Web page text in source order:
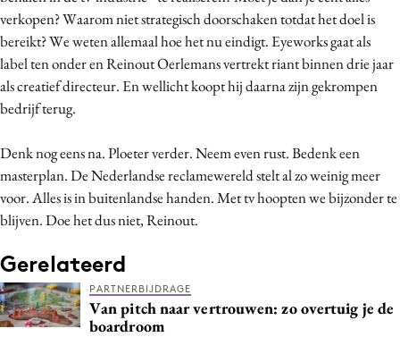
verkopen? Waarom niet strategisch doorschaken totdat het doel is
bereikt? We weten allemaal hoe het nu eindigt. Eyeworks gaat als
label ten onder en Reinout Oerlemans vertrekt riant binnen drie jaar
als creatief directeur. En wellicht koopt hij daarna zijn gekrompen
bedrijf terug.
Denk nog eens na. Ploeter verder. Neem even rust. Bedenk een
masterplan. De Nederlandse reclamewereld stelt al zo weinig meer
voor. Alles is in buitenlandse handen. Met tv hoopten we bijzonder te
blijven. Doe het dus niet, Reinout.
Gerelateerd
PARTNERBIJDRAGE
Van pitch naar vertrouwen: zo overtuig je de
boardroom